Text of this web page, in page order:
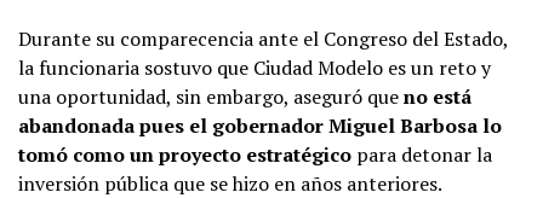
Durante su comparecencia ante el Congreso del Estado,
la funcionaria sostuvo que Ciudad Modelo es un reto y
una oportunidad, sin embargo, aseguró queno está
abandonada pues el gobernador Miguel Barbosa lo
tomó como un proyecto estratégico para detonar la
inversión pública que se hizo en años anteriores.